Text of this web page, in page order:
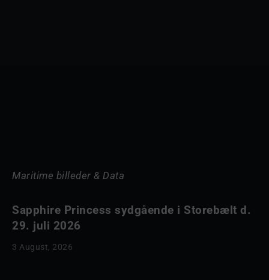
Maritime billeder & Data
Sapphire Princess sydgående i Storebælt d.
29. juli 2026
3 August, 2026